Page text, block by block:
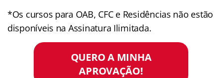
*Os cursos para OAB, CFC e Residências não estão
disponíveis na Assinatura Ilimitada.
QUERO A MINHA
APROVAÇÃO!